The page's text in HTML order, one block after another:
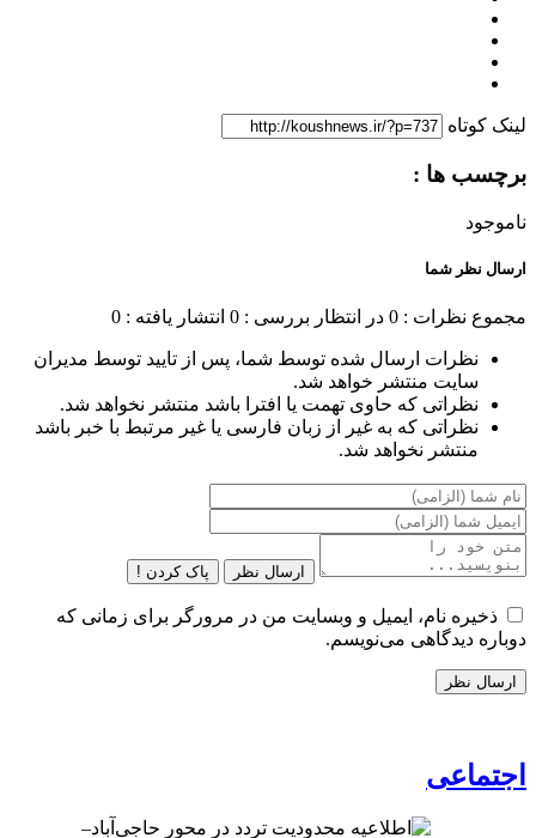
لینک کوتاه
برچسب ها :
ناموجود
ارسال نظر شما
مجموع نظرات : 0 در انتظار بررسی : 0 انتشار یافته : 0
نظرات ارسال شده توسط شما، پس از تایید توسط مدیران
سایت منتشر خواهد شد.
نظراتی که حاوی تهمت یا افترا باشد منتشر نخواهد شد.
نظراتی که به غیر از زبان فارسی یا غیر مرتبط با خبر باشد
منتشر نخواهد شد.
ارسال نظر پاک کردن !
ذخیره نام، ایمیل و وبسایت من در مرورگر برای زمانی که
دوباره دیدگاهی می‌نویسم.
اجتماعی